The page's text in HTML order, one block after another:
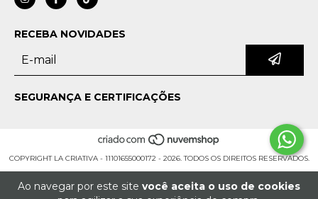
Ao navegar por este site você aceita o uso de cookies
RECEBA NOVIDADES
SEGURANÇA E CERTIFICAÇÕES
COPYRIGHT LA CRIATIVA - 11101655000172 - 2026. TODOS OS DIREITOS RESERVADOS.